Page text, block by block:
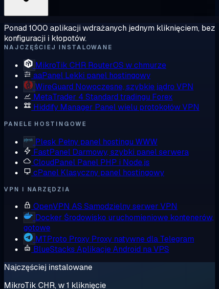
Ponad 1000 aplikacji wdrażanych jednym kliknięciem, bez
konfiguracji i kłopotów.
NAJCZĘŚCIEJ INSTALOWANE
MikroTik CHR RouterOS w chmurze
aaPanel Lekki panel hostingowy
WireGuard Nowoczesne, szybkie jądro VPN
MetaTrader 4 Standard tradingu Forex
Hiddify Manager Panel wielu protokołów VPN
PANELE HOSTINGOWE
Plesk Pełny panel hostingu WWW
FastPanel Darmowy, szybki panel serwera
CloudPanel Panel PHP i Node.js
cPanel Klasyczny panel hostingowy
VPN I NARZĘDZIA
OpenVPN AS Samodzielny serwer VPN
Docker Środowisko uruchomieniowe kontenerów,
gotowe
MTProto Proxy Proxy natywne dla Telegram
BlueStacks Aplikacje Android na VPS
Najczęściej instalowane
MikroTik CHR, w 1 kliknięcie